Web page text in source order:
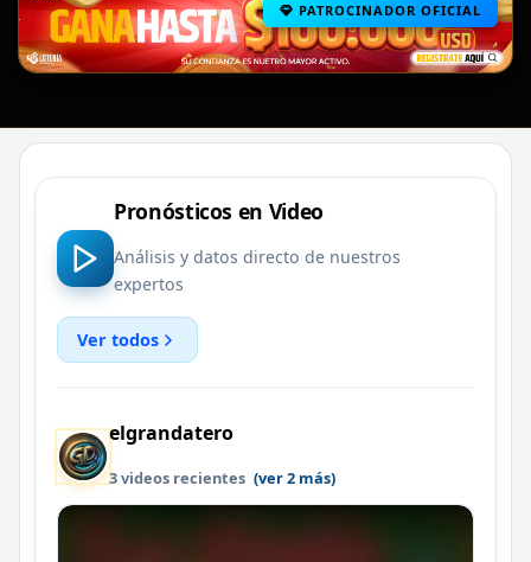
PATROCINADOR OFICIAL
Pronósticos en Video
Análisis y datos directo de nuestros
expertos
Ver todos
elgrandatero
3 videos recientes (ver 2 más)